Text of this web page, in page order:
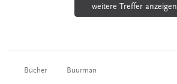
weitere Treffer anzeigen
Bücher Buurman